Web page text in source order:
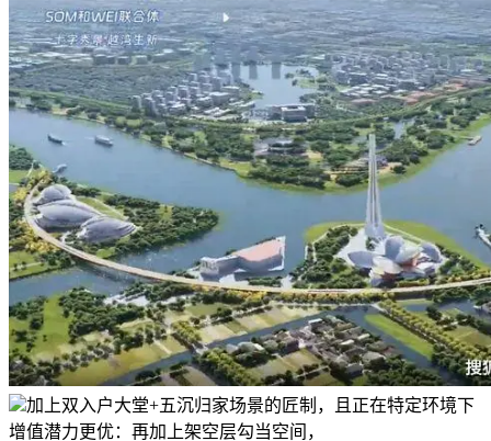
加上双入户大堂+五沉归家场景的匠制，且正在特定环境下
增值潜力更优：再加上架空层勾当空间，